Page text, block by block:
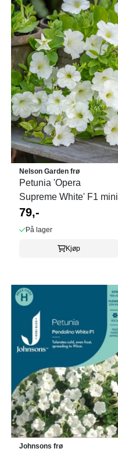
Nelson Garden frø
Petunia 'Opera
Supreme White' F1 mini
79,-
På lager
Kjøp
Johnsons frø